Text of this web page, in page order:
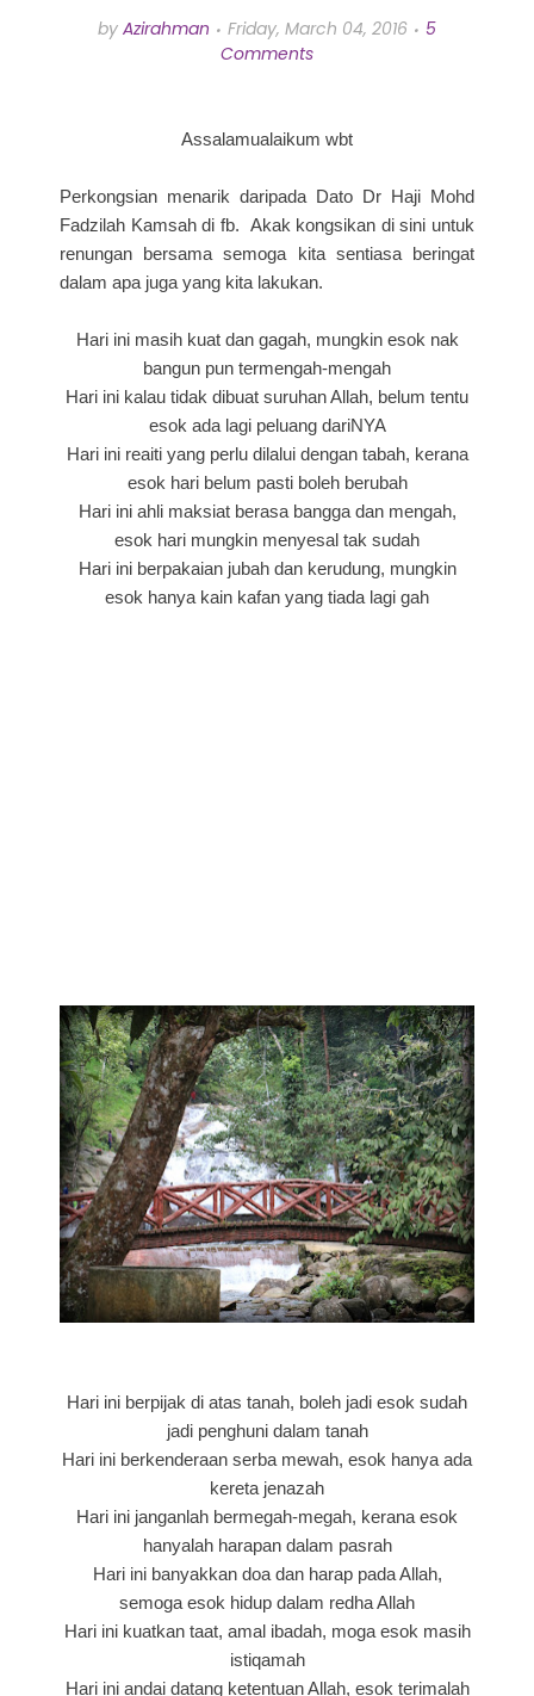
by Azirahman Friday, March 04, 2016
5
Comments
Assalamualaikum wbt
Perkongsian menarik daripada Dato Dr Haji Mohd
Fadzilah Kamsah di fb. Akak kongsikan di sini untuk
renungan bersama semoga kita sentiasa beringat
dalam apa juga yang kita lakukan.
Hari ini masih kuat dan gagah, mungkin esok nak
bangun pun termengah-mengah
Hari ini kalau tidak dibuat suruhan Allah, belum tentu
esok ada lagi peluang dariNYA
Hari ini reaiti yang perlu dilalui dengan tabah, kerana
esok hari belum pasti boleh berubah
Hari ini ahli maksiat berasa bangga dan mengah,
esok hari mungkin menyesal tak sudah
Hari ini berpakaian jubah dan kerudung, mungkin
esok hanya kain kafan yang tiada lagi gah
Hari ini berpijak di atas tanah, boleh jadi esok sudah
jadi penghuni dalam tanah
Hari ini berkenderaan serba mewah, esok hanya ada
kereta jenazah
Hari ini janganlah bermegah-megah, kerana esok
hanyalah harapan dalam pasrah
Hari ini banyakkan doa dan harap pada Allah,
semoga esok hidup dalam redha Allah
Hari ini kuatkan taat, amal ibadah, moga esok masih
istiqamah
Hari ini andai datang ketentuan Allah, esok terimalah